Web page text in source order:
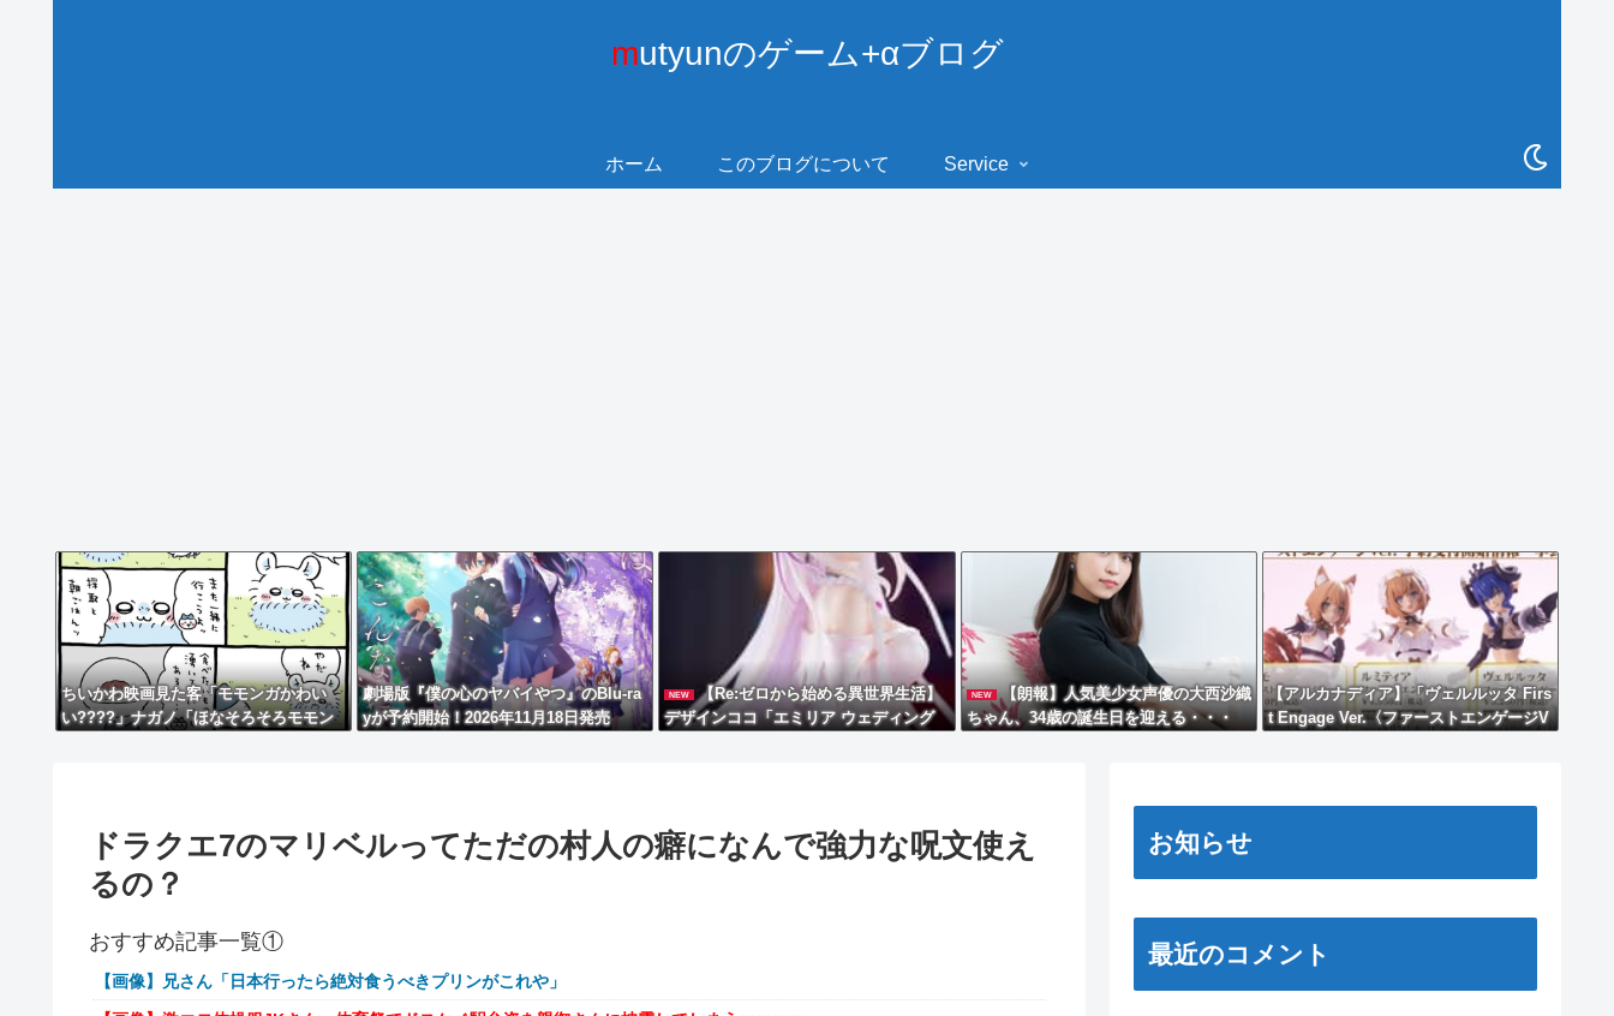
mutyunのゲーム+αブログ
ホーム このブログについて Service
ちいかわ映画見た客「モモンガかわい
い????」ナガノ「ほなそろそろモモン
劇場版『僕の心のヤバイやつ』のBlu-ra
yが予約開始！2026年11月18日発売
NEW
【Re:ゼロから始める異世界生活】
デザインココ「エミリア ウェディング
NEW
【朗報】人気美少女声優の大西沙織
ちゃん、34歳の誕生日を迎える・・・
【アルカナディア】「ヴェルルッタ Firs
t Engage Ver.〈ファーストエンゲージV
ドラクエ7のマリベルってただの村人の癖になんで強力な呪文使え
るの？
おすすめ記事一覧①
【画像】兄さん「日本行ったら絶対食うべきプリンがこれや」
お知らせ
最近のコメント